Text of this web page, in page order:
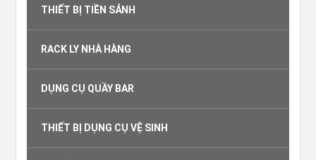
THIẾT BỊ TIỀN SẢNH
RACK LY NHÀ HÀNG
DỤNG CỤ QUẦY BAR
THIẾT BỊ DỤNG CỤ VỆ SINH